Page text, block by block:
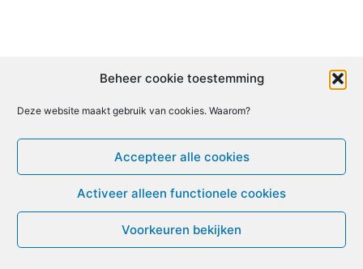
Beheer cookie toestemming
Deze website maakt gebruik van cookies. Waarom?
Accepteer alle cookies
Activeer alleen functionele cookies
Voorkeuren bekijken